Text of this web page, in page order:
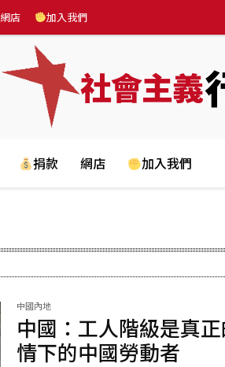
網店 加入我們
社會主義
捐款 網店 加入我們
中國內地
中國：工人階級是真
情下的中國勞動者